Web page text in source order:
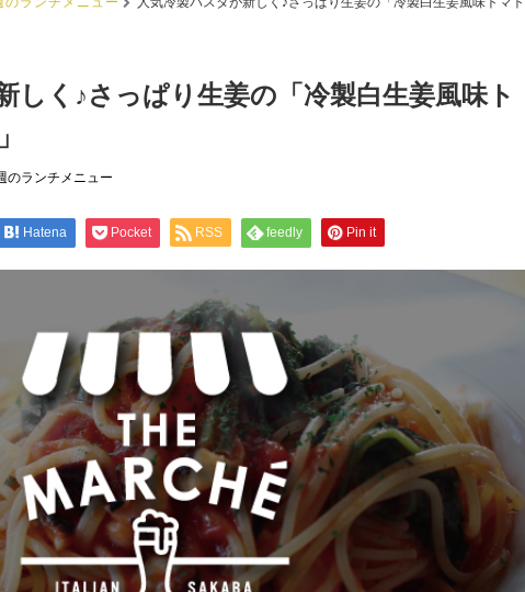
しく♪さっぱり生姜の「冷製白生姜風味ト
のランチメニュー
Hatena Pocket RSS feedly Pin it